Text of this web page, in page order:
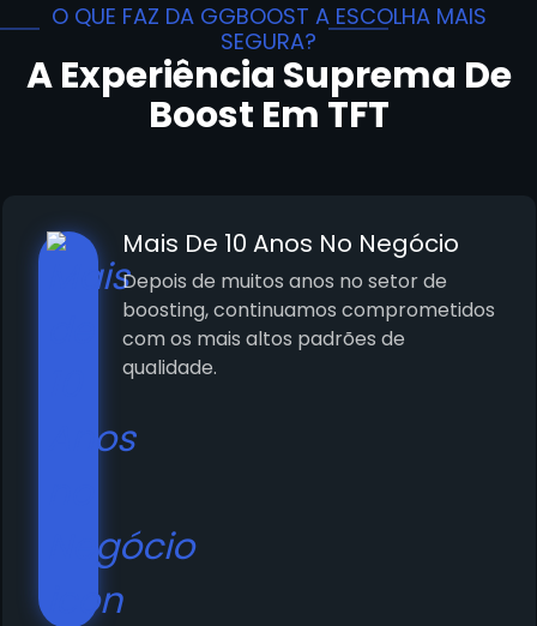
O QUE FAZ DA GGBOOST A ESCOLHA MAIS
SEGURA?
A Experiência Suprema De
Boost Em TFT
Mais De 10 Anos No Negócio
Depois de muitos anos no setor de
boosting, continuamos comprometidos
com os mais altos padrões de
qualidade.